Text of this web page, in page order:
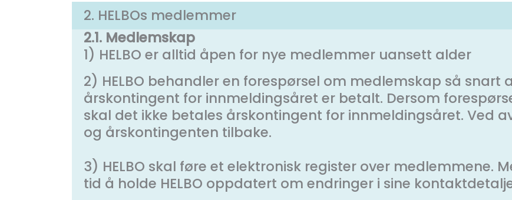
2. HELBOs medlemmer
2.1. Medlemskap
1) HELBO er alltid åpen for nye medlemmer uansett alder
2) HELBO behandler en forespørsel om medlemskap så snart
årskontingent for innmeldingsåret er betalt. Dersom
skal det ikke betales årskontingent for innmeldingsåret. Ved
og årskontingenten tilbake.
3) HELBO skal føre et elektronisk register over medlemmene.
tid å holde HELBO oppdatert om endringer i sine